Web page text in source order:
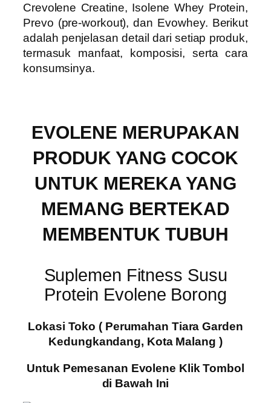
Crevolene Creatine, Isolene Whey Protein,
Prevo (pre-workout), dan Evowhey. Berikut
adalah penjelasan detail dari setiap produk,
termasuk manfaat, komposisi, serta cara
konsumsinya.
EVOLENE MERUPAKAN
PRODUK YANG COCOK
UNTUK MEREKA YANG
MEMANG BERTEKAD
MEMBENTUK TUBUH
Suplemen Fitness Susu
Protein Evolene Borong
Lokasi Toko ( Perumahan Tiara Garden
Kedungkandang, Kota Malang )
Untuk Pemesanan Evolene Klik Tombol
di Bawah Ini